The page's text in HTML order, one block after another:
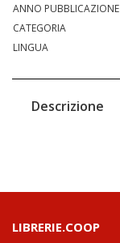
ANNO PUBBLICAZIONE
CATEGORIA
LINGUA
Descrizione
LIBRERIE.COOP